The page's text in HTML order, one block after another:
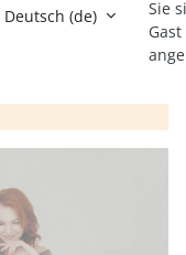
Deutsch ‎(de)‎
Sie
Gast